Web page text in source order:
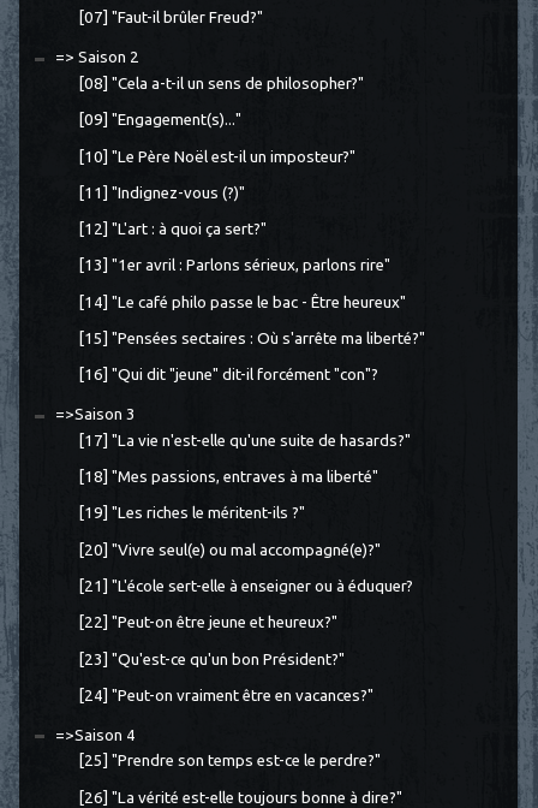
[07] "Faut-il brûler Freud?"
=> Saison 2
[08] "Cela a-t-il un sens de philosopher?"
[09] "Engagement(s)..."
[10] "Le Père Noël est-il un imposteur?"
[11] "Indignez-vous (?)"
[12] "L'art : à quoi ça sert?"
[13] "1er avril : Parlons sérieux, parlons rire"
[14] "Le café philo passe le bac - Être heureux"
[15] "Pensées sectaires : Où s'arrête ma liberté?"
[16] "Qui dit "jeune" dit-il forcément "con"?
=>Saison 3
[17] "La vie n'est-elle qu'une suite de hasards?"
[18] "Mes passions, entraves à ma liberté"
[19] "Les riches le méritent-ils ?"
[20] "Vivre seul(e) ou mal accompagné(e)?"
[21] "L'école sert-elle à enseigner ou à éduquer?
[22] "Peut-on être jeune et heureux?"
[23] "Qu'est-ce qu'un bon Président?"
[24] "Peut-on vraiment être en vacances?"
=>Saison 4
[25] "Prendre son temps est-ce le perdre?"
[26] "La vérité est-elle toujours bonne à dire?"